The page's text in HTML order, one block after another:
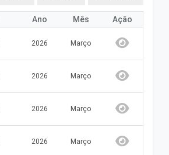
Ano Mês Ação
2026 Março
2026 Março
2026 Março
2026 Março